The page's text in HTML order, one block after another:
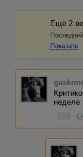
Еще 2
Показать
неделе